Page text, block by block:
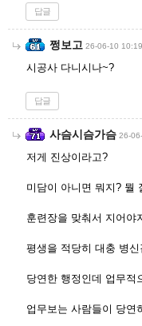
답글
쩡보고 26-06-10 10:19
시공사 다니시나~?
답글
사슴시슴가슴 26-
저게 진상이라고?
미담이 아니면 뭐지? 뭘
훈련장을 맞춰서 지어야
평생을 적당히 대충 병
당연한 행정인데 업무적
업무보는 사람들이 당연